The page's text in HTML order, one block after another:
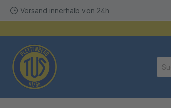
Zur Hauptnavigation springen
Versand innerhalb von 24h